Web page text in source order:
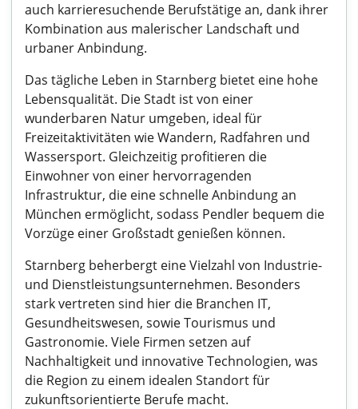
auch karrieresuchende Berufstätige an, dank ihrer
Kombination aus malerischer Landschaft und
urbaner Anbindung.
Das tägliche Leben in Starnberg bietet eine hohe
Lebensqualität. Die Stadt ist von einer
wunderbaren Natur umgeben, ideal für
Freizeitaktivitäten wie Wandern, Radfahren und
Wassersport. Gleichzeitig profitieren die
Einwohner von einer hervorragenden
Infrastruktur, die eine schnelle Anbindung an
München ermöglicht, sodass Pendler bequem die
Vorzüge einer Großstadt genießen können.
Starnberg beherbergt eine Vielzahl von Industrie-
und Dienstleistungsunternehmen. Besonders
stark vertreten sind hier die Branchen IT,
Gesundheitswesen, sowie Tourismus und
Gastronomie. Viele Firmen setzen auf
Nachhaltigkeit und innovative Technologien, was
die Region zu einem idealen Standort für
zukunftsorientierte Berufe macht.